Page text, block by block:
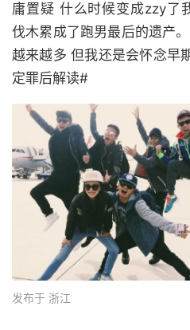
庸置疑 什么时候变成zzy了
伐木累成了跑男最后的遗产
越来越多 但我还是会怀念早
定罪后解读#
发布于 浙江